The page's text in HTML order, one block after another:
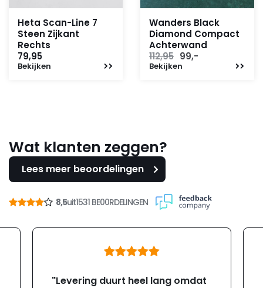
Heta Scan-Line 7
Steen Zijkant
Rechts
79,95
Bekijken
Wanders Black
Diamond Compact
Achterwand
112,95 Oorspronkelijke
prijs
99,-
Bekijken
Wat klanten zeggen?
Lees meer beoordelingen
8,5uit1531 BE00RDELINGEN
"Levering duurt heel lang omdat